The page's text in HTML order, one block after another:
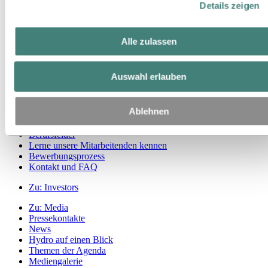
Details zeigen
Alle zulassen
Auswahl erlauben
Ablehnen
Unser Ansatz
Nachhaltigkeitsberichterstattung
Tätigkeit im brasilianischen Amazonasgebiet
Ansprechpartner für Nachhaltigkeit
Zu:Karriere
Studierende und Absolventen
Leben bei Hydro
Berufsfelder
Lerne unsere Mitarbeitenden kennen
Bewerbungsprozess
Kontakt und FAQ
Zu: Investors
Zu: Media
Pressekontakte
News
Hydro auf einen Blick
Themen der Agenda
Mediengalerie